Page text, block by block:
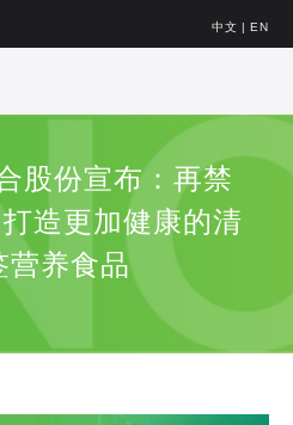
中文 | EN
股份宣布：再禁
造更加健康的清
营养食品